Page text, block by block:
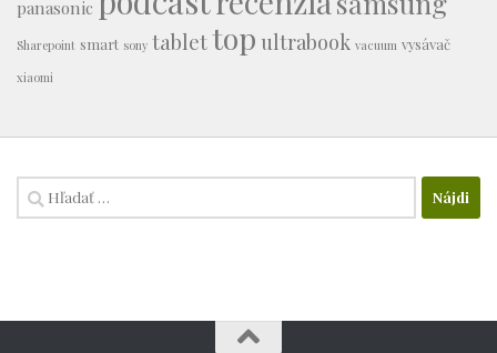
panasonic
Sharepoint smart sony tablettop ultrabook vacuum vysávač
xiaomi
Hľadať: